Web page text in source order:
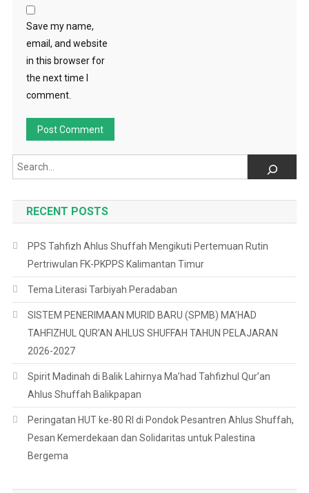
Save my name,
email, and website
in this browser for
the next time I
comment.
Search
RECENT POSTS
PPS Tahfizh Ahlus Shuffah Mengikuti Pertemuan Rutin
Pertriwulan FK-PKPPS Kalimantan Timur
Tema Literasi Tarbiyah Peradaban
SISTEM PENERIMAAN MURID BARU (SPMB) MA’HAD
TAHFIZHUL QUR’AN AHLUS SHUFFAH TAHUN PELAJARAN
2026-2027
Spirit Madinah di Balik Lahirnya Ma’had Tahfizhul Qur’an
Ahlus Shuffah Balikpapan
Peringatan HUT ke-80 RI di Pondok Pesantren Ahlus Shuffah,
Pesan Kemerdekaan dan Solidaritas untuk Palestina
Bergema